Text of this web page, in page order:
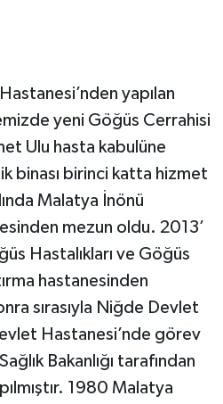
yapılan
yeni Göğüs Cerrahisi
Ulu hasta kabulüne
binası birinci katta hizmet
Malatya İnönü
mezun oldu. 2013’
Hastalıkları ve Göğüs
hastanesinden
sırasıyla Niğde Devlet
Hastanesi’nde görev
Bakanlığı tarafından
1980 Malatya